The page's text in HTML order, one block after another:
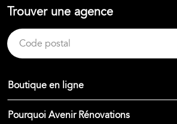
Trouver une agence
Boutique en ligne
Pourquoi Avenir Rénovations